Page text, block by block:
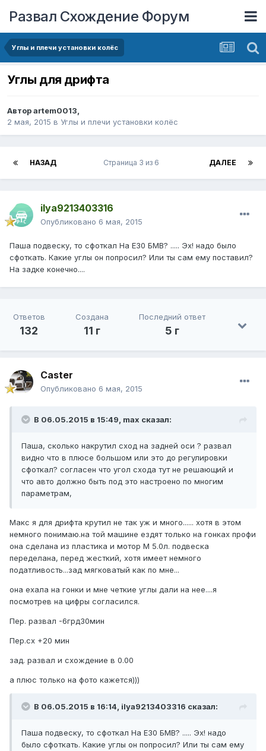
Развал Схождение Форум
Углы и плечи установки колёс
Углы для дрифта
Авторartem0013,
2 мая, 2015 в Углы и плечи установки колёс
НАЗАД ДАЛЕЕ
Страница 3 из 6
ilya9213403316
Опубликовано 6 мая, 2015
Паша подвеску, то сфоткал На Е30 БМВ? ..... Эх! надо было
сфоткать. Какие углы он попросил? Или ты сам ему поставил?
На задке конечно....
Ответов
132
Создана
11 г
Последний ответ
5 г
Caster
Опубликовано 6 мая, 2015
В 06.05.2015 в 15:49, max сказал:
Паша, сколько накрутил сход на задней оси ? развал
видно что в плюсе большом или это до регулировки
сфоткал? согласен что угол схода тут не решающий и
что авто должно быть под это настроено по многим
параметрам,
Макс я для дрифта крутил не так уж и много...... хотя в этом
немного понимаю.на той машине ездят только на гонках профи
она сделана из пластика и мотор М 5.0л. подвеска
переделана, перед жесткий, хотя имеет немного
податливость...зад мягковатый как по мне...
она ехала на гонки и мне четкие углы дали на нее....я
посмотрев на цифры согласился.
Пер. развал -6грд30мин
Пер.сх +20 мин
зад. развал и схождение в 0.00
а плюс только на фото кажется)))
В 06.05.2015 в 16:14, ilya9213403316 сказал:
Паша подвеску, то сфоткал На Е30 БМВ? ..... Эх! надо
было сфоткать. Какие углы он попросил? Или ты сам ему